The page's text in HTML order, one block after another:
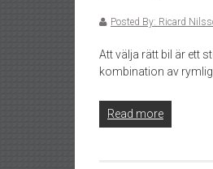
Posted By: Ricard
Att välja rätt bil är ett
kombination av
Read more